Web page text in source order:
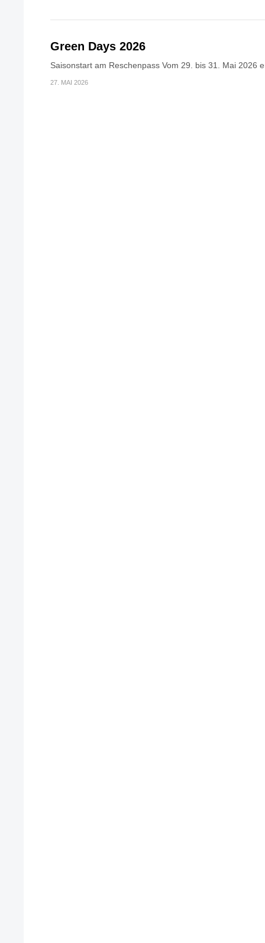
Green Days 2026
Saisonstart am Reschenpass Vom 29. bis 31. Mai 2026
27. MAI 2026